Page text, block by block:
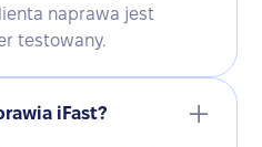
naprawa jest
testowany.
iFast?